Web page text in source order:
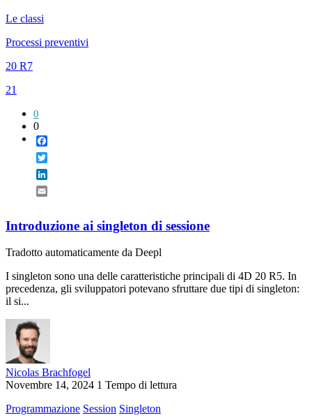
Le classi
Processi preventivi
20 R7
21
0
0
Introduzione ai singleton di sessione
Tradotto automaticamente da Deepl
I singleton sono una delle caratteristiche principali di 4D 20 R5. In
precedenza, gli sviluppatori potevano sfruttare due tipi di singleton:
il si...
Nicolas Brachfogel
Novembre 14, 2024 1 Tempo di lettura
Programmazione Session Singleton